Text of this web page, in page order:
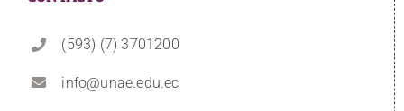
(593) (7) 3701200
info@unae.edu.ec